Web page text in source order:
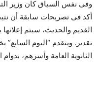
وفى نفس السياق كان وزير
القديم والحديث، سيتم
تقدير. ويتقدم “اليوم السابع”
الثانوية العامة وأسرهم، بدوام